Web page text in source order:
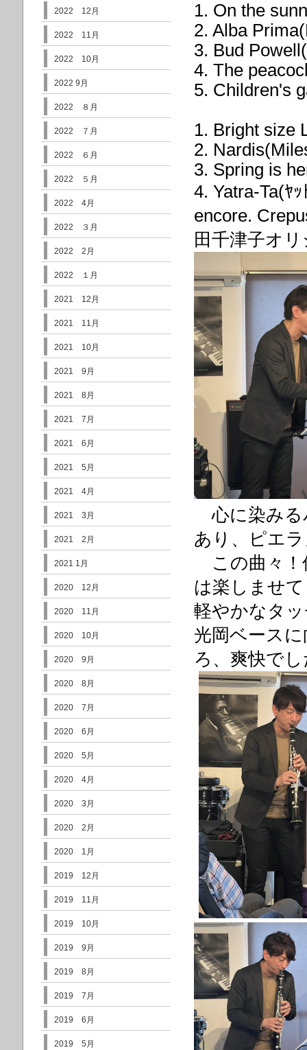
1. On the
2. Alba
3. Bud
4. The
5. Children's
1. Bright size
2.
3. Spring is
4. Yatra-Ta(ﾔ
encore.
田千津子オ
心に染みる
あり、ピエ
この曲々！
は楽しませ
軽やかなタ
光岡ベース
ろ、爽快で
2022 12月
2022 11月
2022 10月
2022 9月
2022 ８月
2022 ７月
2022 ６月
2022 ５月
2022 4月
2022 ３月
2022 2月
2022 １月
2021 12月
2021 11月
2021 10月
2021 9月
2021 8月
2021 7月
2021 6月
2021 5月
2021 4月
2021 3月
2021 2月
2021 1月
2020 12月
2020 11月
2020 10月
2020 9月
2020 8月
2020 7月
2020 6月
2020 5月
2020 4月
2020 3月
2020 2月
2020 1月
2019 12月
2019 11月
2019 10月
2019 9月
2019 8月
2019 7月
2019 6月
2019 5月